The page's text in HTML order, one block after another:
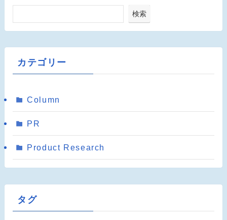
検索
カテゴリー
Column
PR
Product Research
タグ